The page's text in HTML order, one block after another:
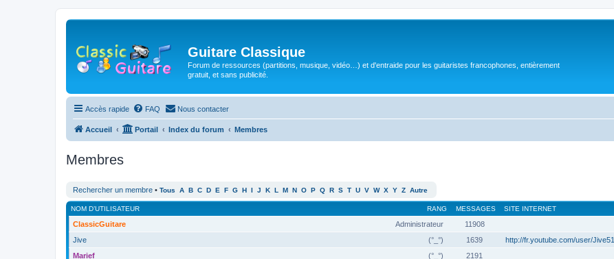
Guitare Classique
Forum de ressources (partitions, musique, vidéo…) et d'entraide pour les guitaristes francophones, entièrement
gratuit, et sans publicité.
Accès rapide FAQ Nous contacter
Accueil Portail Index du forum Membres
Membres
Rechercher un membre • Tous A B C D E F G H I J K L M N O P Q R S T U V W X Y Z Autre
RANG
NOM D’UTILISATEUR MESSAGES SITE INTERNET
Administrateur
ClassicGuitare 11908
(°_°)
Jive 1639 http://fr.youtube.com/user/Jive51
(°_°)
Marief 2191